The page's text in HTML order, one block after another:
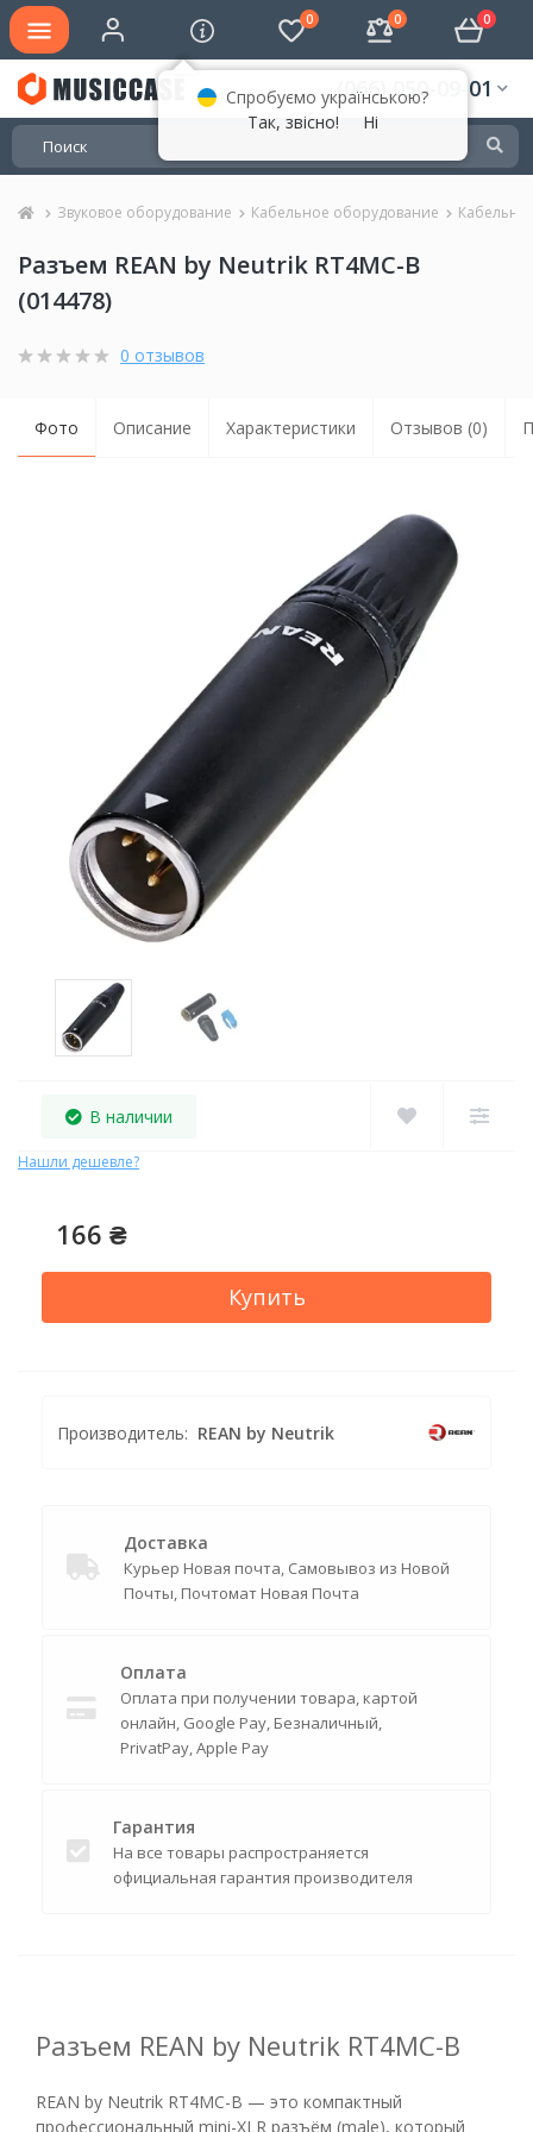
0 0 0
(066) 050-09-01
Звуковое оборудование Кабельное оборудование
Разъем REAN by Neutrik RT4MC-B
(014478)
0 отзывов
Фото Описание Характеристики Отзывов (0)
В наличии
Нашли дешевле?
166 ₴
Купить
Производитель: REAN by Neutrik
Доставка
Курьер Новая почта, Самовывоз из Новой
Почты, Почтомат Новая Почта
Оплата
Оплата при получении товара, картой
онлайн, Google Pay, Безналичный,
PrivatPay, Apple Pay
Гарантия
На все товары распространяется
официальная гарантия производителя
Разъем REAN by Neutrik RT4MC-B
REAN by Neutrik RT4MC-B — это компактный
профессиональный mini-XLR разъём (male), который
Спробуємо українською?
Так, звісно!
Ні